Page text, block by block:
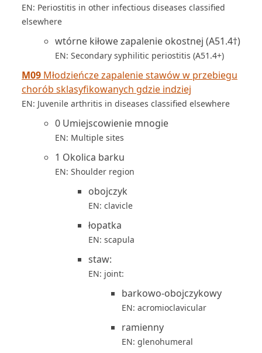
EN: Periostitis in other infectious diseases classified
elsewhere
wtórne kiłowe zapalenie okostnej (A51.4†)
EN: Secondary syphilitic periostitis (A51.4+)
M09 Młodzieńcze zapalenie stawów w przebiegu
chorób sklasyfikowanych gdzie indziej
EN: Juvenile arthritis in diseases classified elsewhere
0 Umiejscowienie mnogie
EN: Multiple sites
1 Okolica barku
EN: Shoulder region
obojczyk
EN: clavicle
łopatka
EN: scapula
staw:
EN: joint:
barkowo-obojczykowy
EN: acromioclavicular
ramienny
EN: glenohumeral